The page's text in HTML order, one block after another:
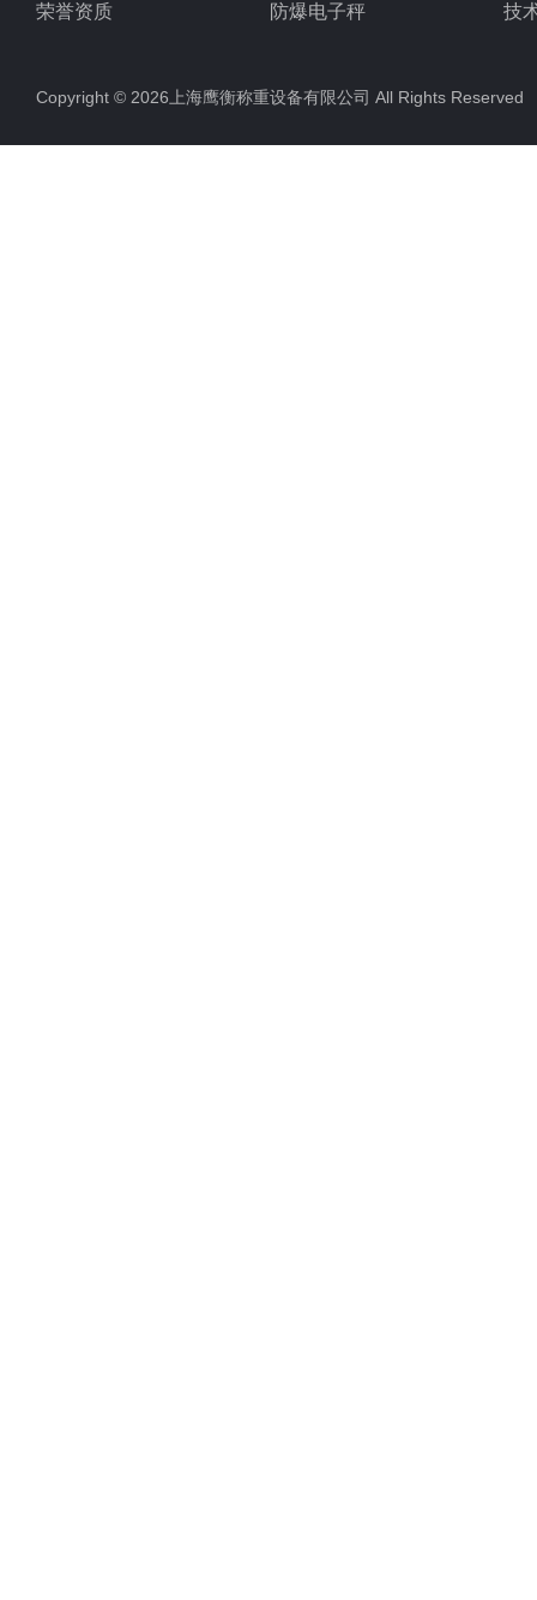
荣誉资质 防爆电子秤
电子汽车衡
电子天平
技
Copyright © 2026上海鹰衡称重设备有限公司 All Rights